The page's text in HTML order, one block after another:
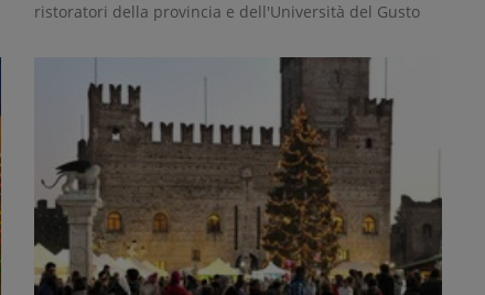
ristoratori della provincia e dell'Università del Gusto